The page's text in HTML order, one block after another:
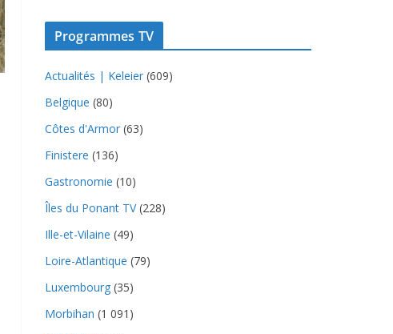
Programmes TV
Actualités | Keleier (609)
Belgique (80)
Côtes d'Armor (63)
Finistere (136)
Gastronomie (10)
Îles du Ponant TV(228)
Ille-et-Vilaine (49)
Loire-Atlantique (79)
Luxembourg (35)
Morbihan (1 091)